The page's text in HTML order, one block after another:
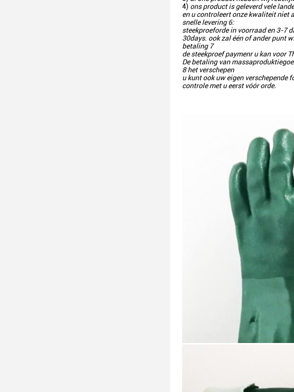
4) ons product is geleverd vele
en u controleert onze kwaliteit niet
snelle levering 6:
steekproeforde in voorraad en 3-7
30days. ook zal één of ander punt
betaling 7
de steekproef paymenr u kan voor
De betaling van
8 het verschepen
u kunt ook uw eigen verschepende
controle met u eerst vóór orde.